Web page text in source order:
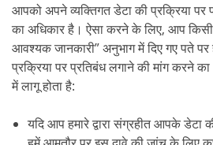
आपको अपने व्यक्तिगत डेटा की प्रक्रिया पर
का अधिकार है। ऐसा करने के लिए, आप किसी
आवश्यक जानकारी” अनुभाग में दिए गए पते
प्रक्रिया पर प्रतिबंध लगाने की मांग करने
में लागू होता है:
यदि आप हमारे द्वारा संग्रहीत आपके डेटा